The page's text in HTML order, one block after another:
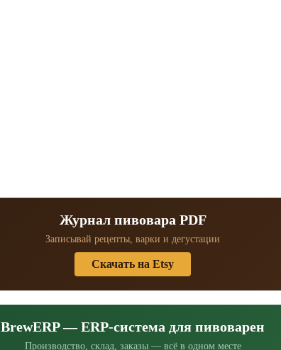
Журнал пивовара PDF
Записывай рецепты, варки и дегустации
Скачать на Etsy
BrewERP — ERP-система для пивоварен
Производство, склад, заказы — всё в одном месте